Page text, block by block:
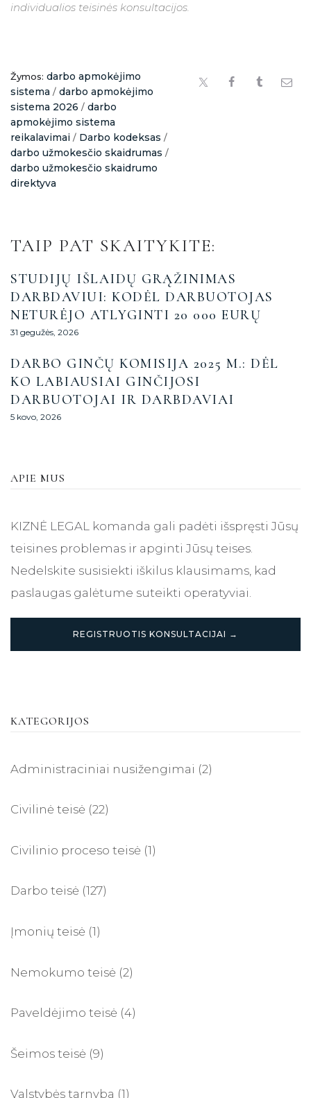
individualios teisinės konsultacijos.
Žymos: darbo apmokėjimo
sistema / darbo apmokėjimo
sistema 2026 / darbo
apmokėjimo sistema
reikalavimai / Darbo kodeksas /
darbo užmokesčio skaidrumas /
darbo užmokesčio skaidrumo
direktyva
TAIP PAT SKAITYKITE:
STUDIJŲ IŠLAIDŲ GRĄŽINIMAS
DARBDAVIUI: KODĖL DARBUOTOJAS
NETURĖJO ATLYGINTI 20 000 EURŲ
31 gegužės, 2026
DARBO GINČŲ KOMISIJA 2025 M.: DĖL
KO LABIAUSIAI GINČIJOSI
DARBUOTOJAI IR DARBDAVIAI
5 kovo, 2026
APIE MUS
KIZNĖ LEGAL komanda gali padėti išspręsti Jūsų
teisines problemas ir apginti Jūsų teises.
Nedelskite susisiekti iškilus klausimams, kad
paslaugas galėtume suteikti operatyviai.
REGISTRUOTIS KONSULTACIJAI →
KATEGORIJOS
Administraciniai nusižengimai (2)
Civilinė teisė (22)
Civilinio proceso teisė (1)
Darbo teisė (127)
Įmonių teisė (1)
Nemokumo teisė (2)
Paveldėjimo teisė (4)
Šeimos teisė (9)
Valstybės tarnyba (1)